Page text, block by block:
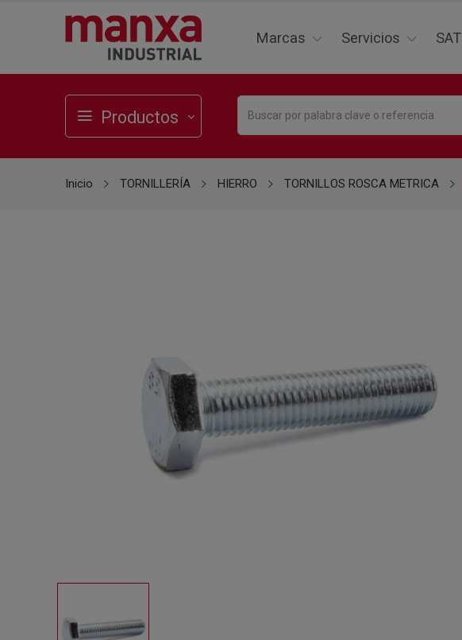
Marcas Servicios SAT
Productos
Inicio TORNILLERÍA HIERRO TORNILLOS ROSCA METRICA